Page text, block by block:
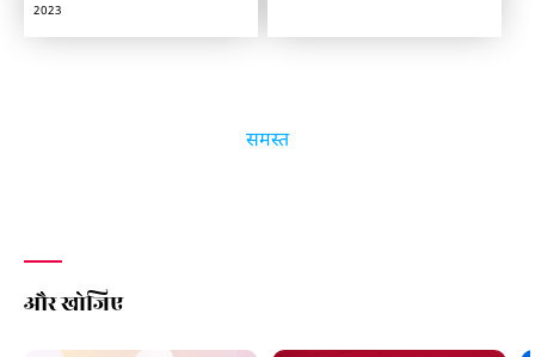
2023
समस्त
और खोजिए